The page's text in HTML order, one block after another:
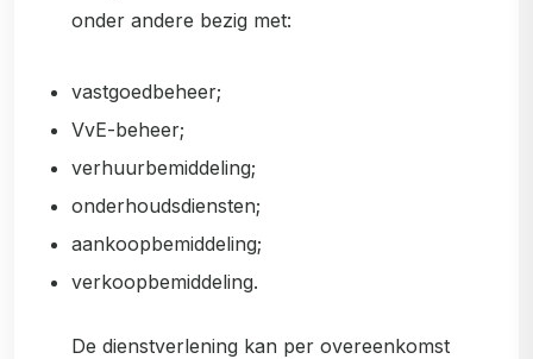
onder andere bezig met:
vastgoedbeheer;
VvE-beheer;
verhuurbemiddeling;
onderhoudsdiensten;
aankoopbemiddeling;
verkoopbemiddeling.
De dienstverlening kan per overeenkomst